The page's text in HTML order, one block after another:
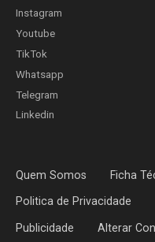
Instagram
Youtube
TikTok
Whatsapp
Telegram
Linkedin
Quem Somos Ficha
Politica de Privacidade
Publicidade Alterar